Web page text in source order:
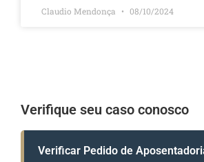
Claudio Mendonça 08/10/2024
Verifique seu caso conosco
Verificar Pedido de